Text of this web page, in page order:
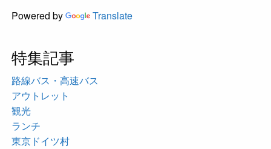
Powered by Translate
特集記事
路線バス・高速バス
アウトレット
観光
ランチ
東京ドイツ村